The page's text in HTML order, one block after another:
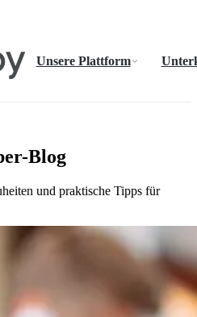
Unsere Plattform
Blog
und praktische Tipps für